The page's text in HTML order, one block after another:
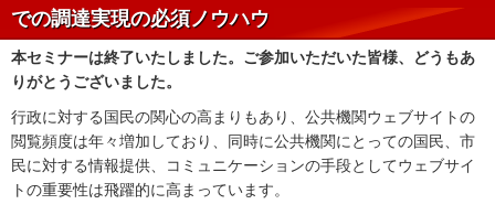
での調達実現の必須ノウハウ
本セミナーは終了いたしました。ご参加いただいた皆様、どうもあ
りがとうございました。
行政に対する国民の関心の高まりもあり、公共機関ウェブサイトの
閲覧頻度は年々増加しており、同時に公共機関にとっての国民、市
民に対する情報提供、コミュニケーションの手段としてウェブサイ
トの重要性は飛躍的に高まっています。